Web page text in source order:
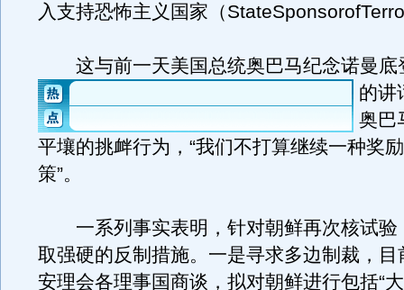
入支持恐怖主义国家（
这与前一天美国总统奥巴马纪念诺曼底
的讲
奥巴
平壤的挑衅行为，“我们不打算继续一种奖
策”。
一系列事实表明，针对朝鲜再次核试验
取强硬的反制措施。一是寻求多边制裁，目
安理会各理事国商谈，拟对朝鲜进行包括“